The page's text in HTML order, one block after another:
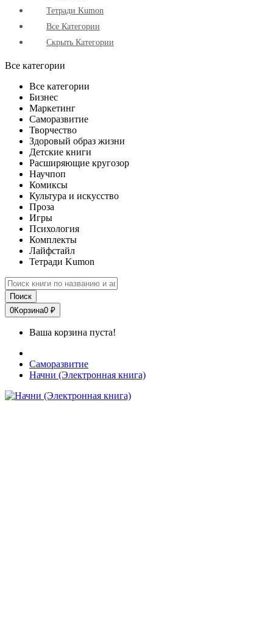
Тетради Kumon
Все Категории
Скрыть Категории
Все категории
Все категории
Бизнес
Маркетинг
Саморазвитие
Творчество
Здоровый образ жизни
Детские книги
Расширяющие кругозор
Научпоп
Комиксы
Культура и искусство
Проза
Игры
Психология
Комплекты
Лайфстайл
Тетради Kumon
Поиск
0Корзина0 ₽
Ваша корзина пуста!
Саморазвитие
Начни (Электронная книга)